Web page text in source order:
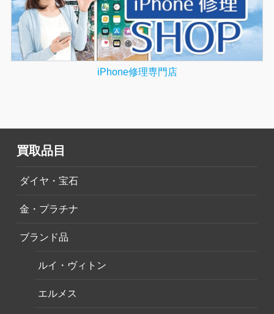
iPhone修理専門店
買取品目
ダイヤ・宝石
金・プラチナ
ブランド品
ルイ・ヴィトン
エルメス